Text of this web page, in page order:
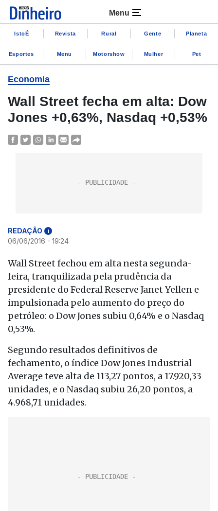
Menu
IstoÉ Revista Rural Gente Planeta
Esportes Menu Motorshow Mulher Pet
Economia
Wall Street fecha em alta: Dow
Jones +0,63%, Nasdaq +0,53%
REDAÇÃO i
06/06/2016 - 19:24
Wall Street fechou em alta nesta segunda-
feira, tranquilizada pela prudência da
presidente do Federal Reserve Janet Yellen e
impulsionada pelo aumento do preço do
petróleo: o Dow Jones subiu 0,64% e o Nasdaq
0,53%.
Segundo resultados definitivos de
fechamento, o índice Dow Jones Industrial
Average teve alta de 113,27 pontos, a 17.920,33
unidades, e o Nasdaq subiu 26,20 pontos, a
4.968,71 unidades.